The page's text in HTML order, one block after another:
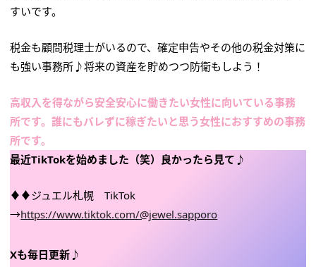
すいです。
税金も顧問税理士がいるので、確定申告やその他の税金対策に
も強い事務所♪将来の資産を貯めつつ防衛もしよう！
高収入を得ながら安全安心に働きたい女性に向いている事務
所です。誰にもバレずに稼ぎたいと思う女性におすすめの事務
所です。
最近TikTokを始めました（笑）良かったら見て♪
♦♦ジュエル札幌 TikTok
→https://www.tiktok.com/@jewel.sapporo
Xも毎日更新♪